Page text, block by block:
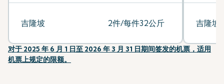
吉隆坡 2件/每件32公斤 吉隆坡
对于 2025 年 6 月 1 日至 2026 年 3 月 31 日期间签发的机票，适用
机票上规定的限额。